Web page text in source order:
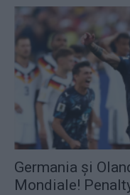
Germania și
Mondiale!